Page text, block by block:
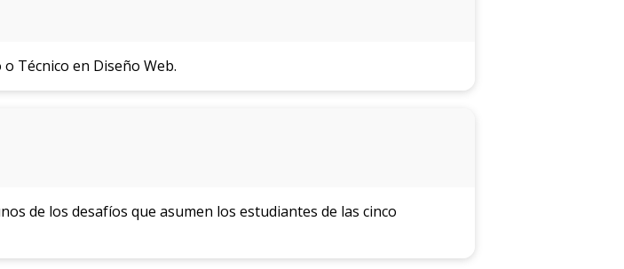
Técnico en Diseño Web.
de los desafíos que asumen los estudiantes de las cinco